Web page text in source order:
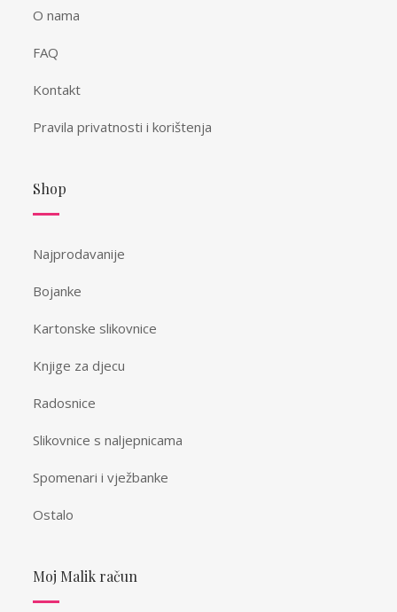
O nama
FAQ
Kontakt
Pravila privatnosti i korištenja
Shop
Najprodavanije
Bojanke
Kartonske slikovnice
Knjige za djecu
Radosnice
Slikovnice s naljepnicama
Spomenari i vježbanke
Ostalo
Moj Malik račun